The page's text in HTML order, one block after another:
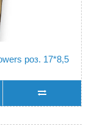
роз. 17*8,5